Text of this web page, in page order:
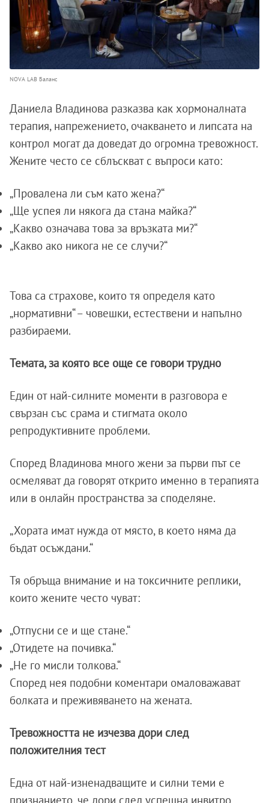
NOVA LAB Баланс
Даниела Владинова разказва как хормоналната
терапия, напрежението, очакването и липсата на
контрол могат да доведат до огромна тревожност.
Жените често се сблъскват с въпроси като:
„Провалена ли съм като жена?“
„Ще успея ли някога да стана майка?“
„Какво означава това за връзката ми?“
„Какво ако никога не се случи?“
Това са страхове, които тя определя като
„нормативни“ – човешки, естествени и напълно
разбираеми.
Темата, за която все още се говори трудно
Един от най-силните моменти в разговора е
свързан със срама и стигмата около
репродуктивните проблеми.
Според Владинова много жени за първи път се
осмеляват да говорят открито именно в терапията
или в онлайн пространства за споделяне.
„Хората имат нужда от място, в което няма да
бъдат осъждани.“
Тя обръща внимание и на токсичните реплики,
които жените често чуват:
„Отпусни се и ще стане.“
„Отидете на почивка.“
„Не го мисли толкова.“
Според нея подобни коментари омаловажават
болката и преживяването на жената.
Тревожността не изчезва дори след
положителния тест
Една от най-изненадващите и силни теми е
признанието, че дори след успешна инвитро